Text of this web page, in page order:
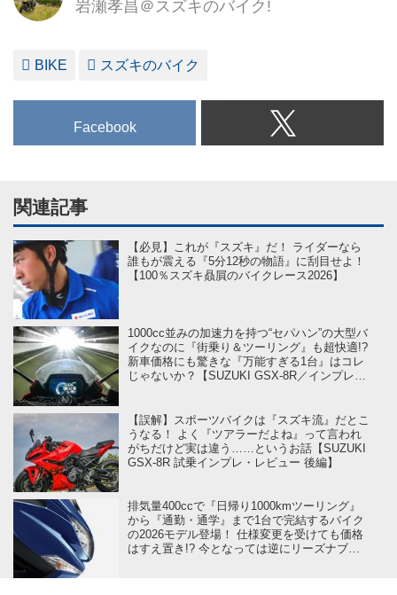
のファンサイトです。
岩瀬孝昌＠スズキのバイク!
BIKE スズキのバイク
Facebook
関連記事
【必見】これが『スズキ』だ！ ライダーなら
誰もが震える『5分12秒の物語』に刮目せよ！
【100％スズキ贔屓のバイクレース2026】
1000cc並みの加速力を持つ“セパハン”の大型バ
イクなのに『街乗り＆ツーリング』も超快適!?
新車価格にも驚きな『万能すぎる1台』はコレ
じゃないか？【SUZUKI GSX-8R／インプレ・
【誤解】スポーツバイクは『スズキ流』だとこ
うなる！ よく『ツアラーだよね』って言われ
がちだけど実は違う……というお話【SUZUKI
GSX-8R 試乗インプレ・レビュー 後編】
排気量400ccで『日帰り1000kmツーリング』
から『通勤・通学』まで1台で完結するバイク
の2026モデル登場！ 仕様変更を受けても価格
はすえ置き!? 今となっては逆にリーズナブル